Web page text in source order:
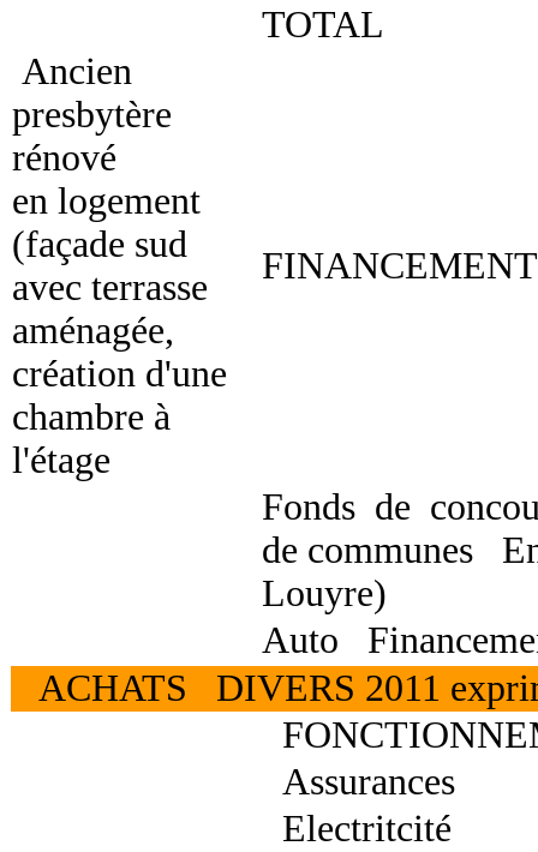
TOTAL
Ancien
presbytère
rénové
en logement
(façade sud
avec terrasse
aménagée,
création d'une
chambre à
l'étage
FINANCEMENT
Fonds de
de communes
Louyre)
Auto
ACHATS DIVERS 2011
Assurances
Electritcité